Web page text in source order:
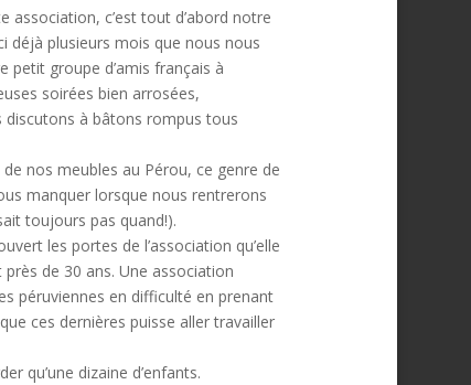
association, c’est tout d’abord notre
déjà plusieurs mois que nous nous
petit groupe d’amis français à
soirées bien arrosées,
discutons à bâtons rompus tous
nos meubles au Pérou, ce genre de
manquer lorsque nous rentrerons
toujours pas quand!).
les portes de l’association qu’elle
de 30 ans. Une association
péruviennes en difficulté en prenant
ces dernières puisse aller travailler
qu’une dizaine d’enfants.